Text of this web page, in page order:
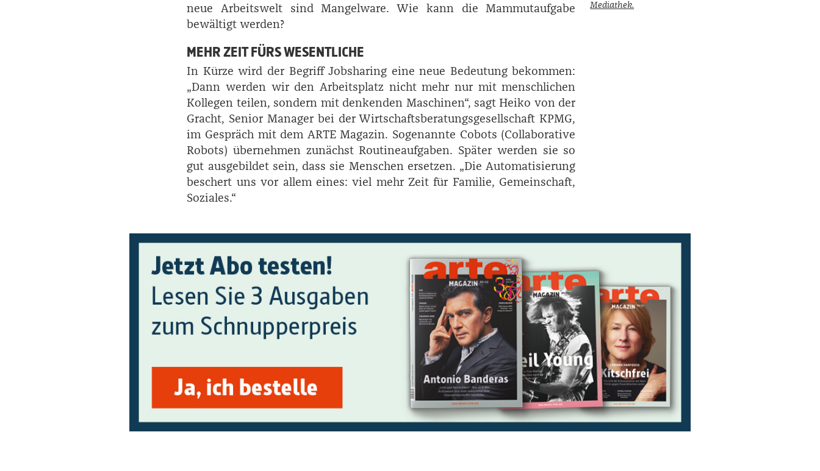
neue Arbeitswelt sind Mangelware. Wie kann die Mammutaufgabe
bewältigt werden?
MEHR ZEIT FÜRS WESENTLICHE
In Kürze wird der Begriff Jobsharing eine neue Bedeutung bekommen:
„Dann werden wir den Arbeitsplatz nicht mehr nur mit menschlichen
Kollegen teilen, sondern mit denkenden Maschinen“, sagt Heiko von der
Gracht, Senior Manager bei der Wirtschaftsberatungsgesellschaft KPMG,
im Gespräch mit dem ARTE Magazin. Sogenannte Cobots (Collaborative
Robots) übernehmen zunächst Routineaufgaben. Später werden sie so
gut ausgebildet sein, dass sie Menschen ersetzen. „Die Automatisierung
beschert uns vor allem eines: viel mehr Zeit für Familie, Gemeinschaft,
Soziales.“
Mediathek.